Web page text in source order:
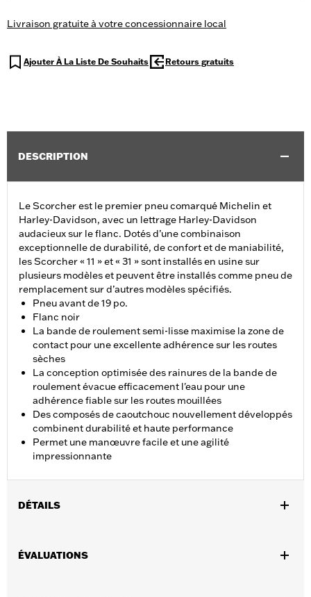
Livraison gratuite à votre concessionnaire local
Ajouter À La Liste De Souhaits Retours gratuits
DESCRIPTION
Le Scorcher est le premier pneu comarqué Michelin et
Harley-Davidson, avec un lettrage Harley-Davidson
audacieux sur le flanc. Dotés d’une combinaison
exceptionnelle de durabilité, de confort et de maniabilité,
les Scorcher « 11 » et « 31 » sont installés en usine sur
plusieurs modèles et peuvent être installés comme pneu de
remplacement sur d’autres modèles spécifiés.
Pneu avant de 19 po.
Flanc noir
La bande de roulement semi-lisse maximise la zone de
contact pour une excellente adhérence sur les routes
sèches
La conception optimisée des rainures de la bande de
roulement évacue efficacement l'eau pour une
adhérence fiable sur les routes mouillées
Des composés de caoutchouc nouvellement développés
combinent durabilité et haute performance
Permet une manœuvre facile et une agilité
impressionnante
DÉTAILS
VRSCAW 2007 à 2010, VRSCDX 2007 à 2017 et VRSCF 2009
ÉVALUATIONS